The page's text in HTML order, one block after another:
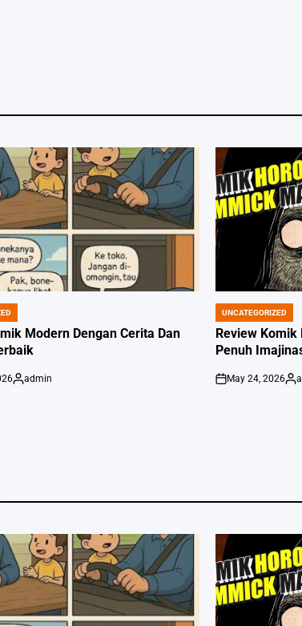
Modern Dengan Cerita Dan
Posted
admin
POSTED
IN
UNCATEGORIZED
Review Komik
Penuh
on
May 24, 2026